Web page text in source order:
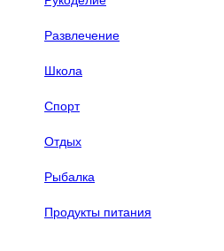
Развлечение
Школа
Спорт
Отдых
Рыбалка
Продукты питания